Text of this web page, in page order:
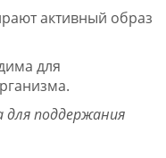
активный образ
для поддержания